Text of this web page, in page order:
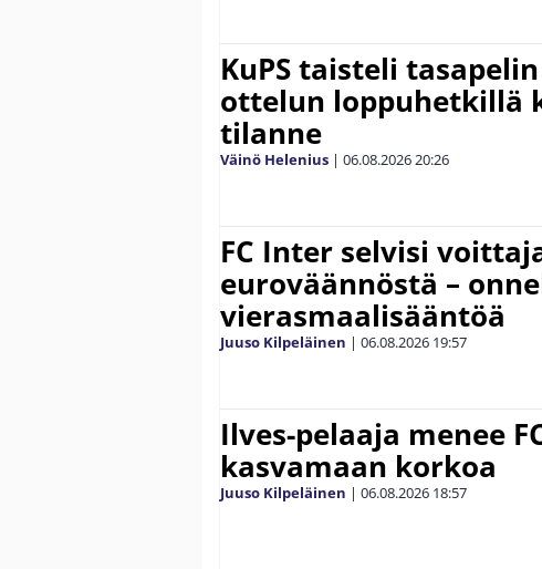
KuPS taisteli
ottelun loppuhetkillä
tilanne
Väinö Helenius | 06.08.202620:26
FC Inter selvisi
euroväännöstä –
vierasmaalisääntöä
Juuso Kilpeläinen | 06.08.2026 19:57
Ilves-pelaaja menee
kasvamaan korkoa
Juuso Kilpeläinen | 06.08.2026 18:57